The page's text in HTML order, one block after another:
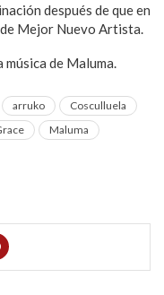
después de que en
Mejor Nuevo Artista.
de Maluma.
arruko
Cosculluela
Maluma